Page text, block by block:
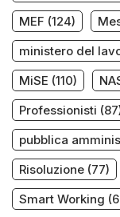
MEF (124)
ministero del
MiSE (110)
Professionisti
pubblica
Risoluzione (77)
Smart Working